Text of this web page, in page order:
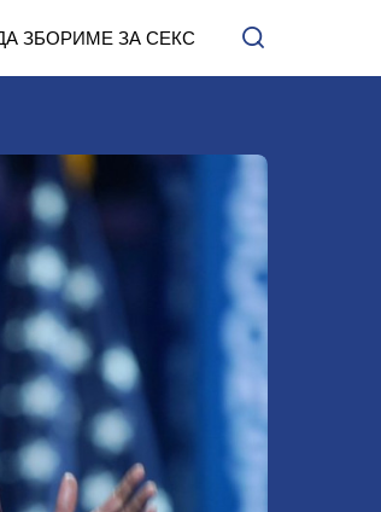
ЗБОРИМЕ ЗА СЕКС